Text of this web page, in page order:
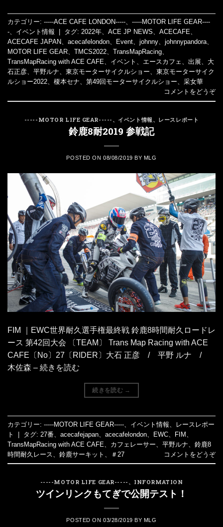
カテゴリー: -----ACE CAFE LONDON-----、 -----MOTOR LIFE GEAR----
-、 イベント情報 タグ: 2022年、 ACE JP NEWS、 ACECAFE、
ACECAFE JAPAN、 acecafelondon、 Event、 johnny、 johnnypandora、
MOTOR LIFE GEAR、 TMCS2022、 TransMapRacing、
TransMapRacing with ACE CAFE、 イベント 、 エースカフェ、 出展、 大
石正彦、 平野ルナ、 東京モーターサイクルショー、 東京モーターサイク
ルショー2022、 榎本セナ、 第49回モーターサイクルショー、 采女華
コメントをどうぞ
-----MOTOR LIFE GEAR----- 、 イベント情報 、 レースレポート
鈴鹿8耐2019 参戦記
POSTED ON08/08/2019 BY MLG
FIM ｜EWC世界耐久選手権最終戦 鈴鹿8時間耐久ロードレ
ース 第42回大会 〔TEAM〕 Trans Map Racing with ACE
CAFE〔No〕27〔RIDER〕大石 正彦 / 平野 ルナ /
木佐森 – 続きを読む
続きを読む →
カテゴリー: -----MOTOR LIFE GEAR----- イベント情報
レースレポー
ト
タグ: 27番 acecafejapan acecafelondon EWC FIM
TransMapRacing with ACE CAFE
カフェレーサー 平野ルナ
鈴鹿8
時間耐久レース
鈴鹿サーキット ＃27 コメントをどうぞ
-----MOTOR LIFE GEAR----- 、 INFORMATION
ツインリンクもてぎで公開テスト！
POSTED ON03/28/2019 BY MLG